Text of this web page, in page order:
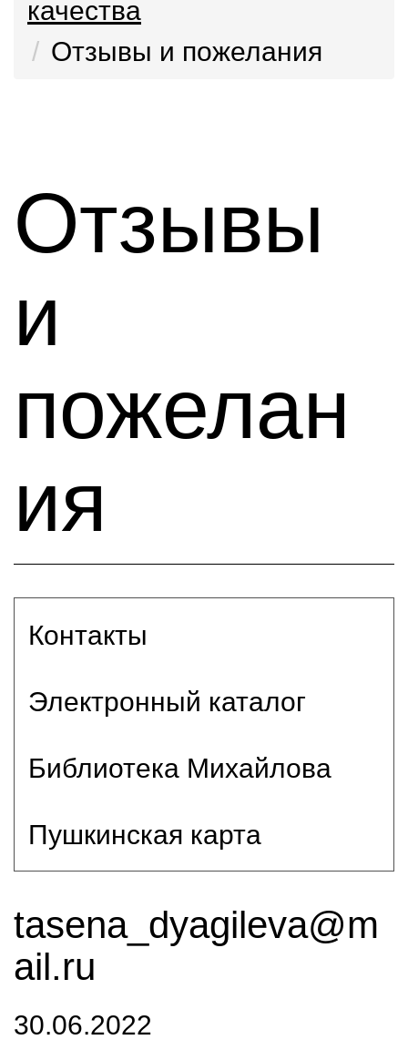
качества
Отзывы и пожелания
Отзывы
и
пожелан
ия
Контакты
Электронный каталог
Библиотека Михайлова
Пушкинская карта
tasena_dyagileva@m
ail.ru
30.06.2022